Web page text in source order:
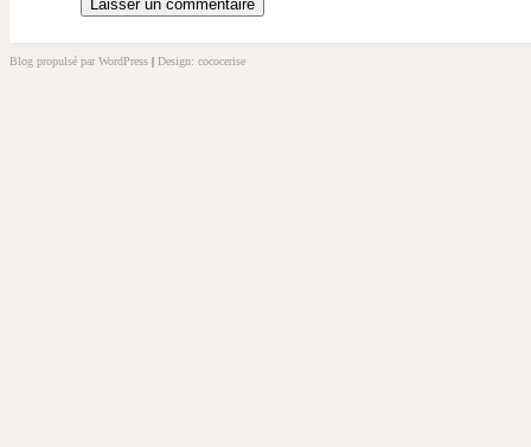
Blog propulsé par WordPress | Design: cococerise